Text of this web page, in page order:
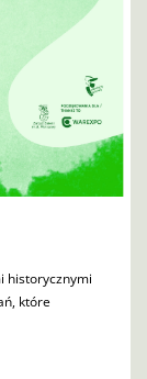
historycznymi
które